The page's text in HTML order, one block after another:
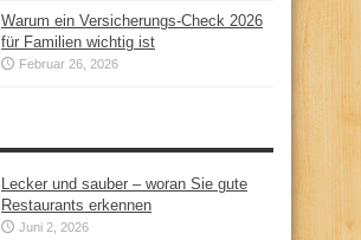
Warum ein Versicherungs-Check 2026
für Familien wichtig ist
Februar 26, 2026
Lecker und sauber – woran Sie gute
Restaurants erkennen
Juni 2, 2026